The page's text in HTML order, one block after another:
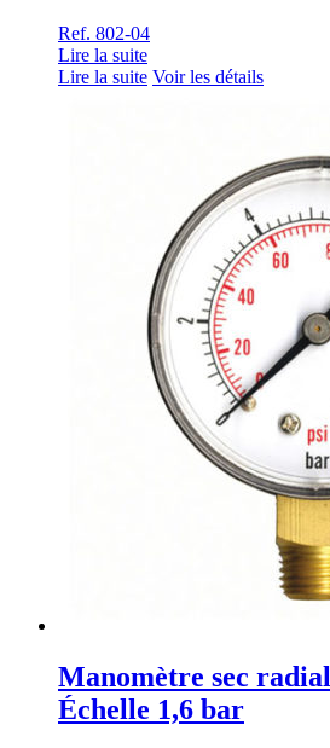
Ref. 802-04
Lire la suite
Lire la suite Voir les détails
Manomètre sec radial
Échelle 1,6 bar